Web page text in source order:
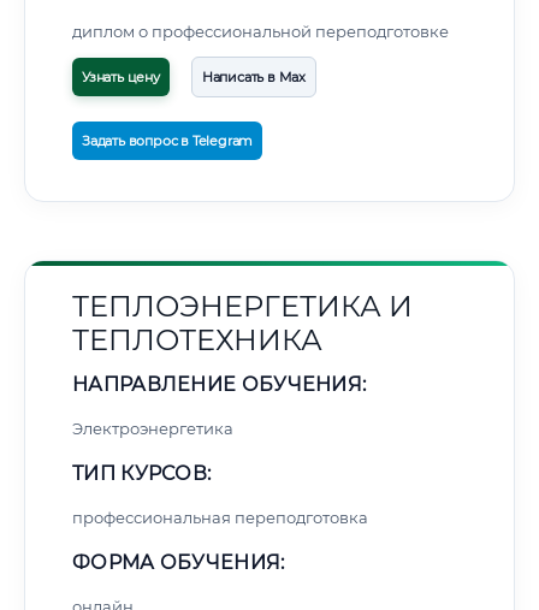
диплом о профессиональной переподготовке
Узнать цену Написать в Max
Задать вопрос в Telegram
ТЕПЛОЭНЕРГЕТИКА И
ТЕПЛОТЕХНИКА
НАПРАВЛЕНИЕ ОБУЧЕНИЯ:
Электроэнергетика
ТИП КУРСОВ:
профессиональная переподготовка
ФОРМА ОБУЧЕНИЯ: